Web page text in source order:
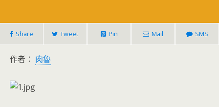
Share Tweet Pin Mail SMS
作者： 肉魯